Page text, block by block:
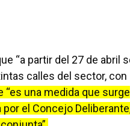
“a partir del 27 de abril
calles del sector, con
“es una medida que surge
el Concejo